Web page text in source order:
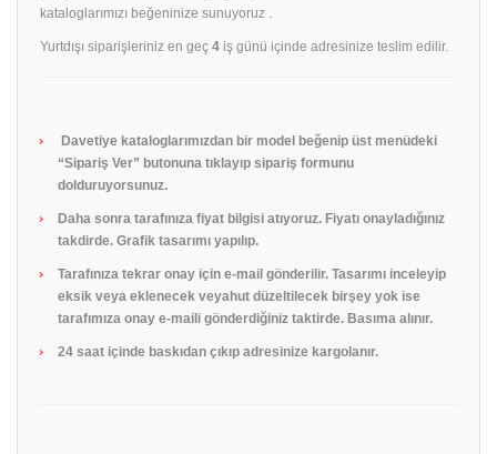
kataloglarımızı beğeninize sunuyoruz .
Yurtdışı siparişleriniz en geç 4 iş günü içinde adresinize teslim edilir.
Davetiye kataloglarımızdan bir model beğenip üst menüdeki
“Sipariş Ver” butonuna tıklayıp sipariş formunu
dolduruyorsunuz.
Daha sonra tarafınıza fiyat bilgisi atıyoruz. Fiyatı onayladığınız
takdirde. Grafik tasarımı yapılıp.
Tarafınıza tekrar onay için e-mail gönderilir. Tasarımı inceleyip
eksik veya eklenecek veyahut düzeltilecek birşey yok ise
tarafımıza onay e-maili gönderdiğiniz taktirde. Basıma alınır.
24 saat içinde baskıdan çıkıp adresinize kargolanır.